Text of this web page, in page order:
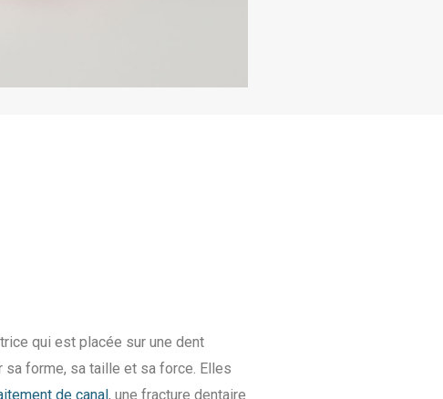
qui est placée sur une dent
forme, sa taille et sa force. Elles
de canal, une fracture dentaire